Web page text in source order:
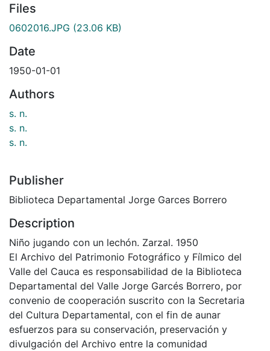
Files
0602016.JPG (23.06 KB)
Date
1950-01-01
Authors
s. n.
s. n.
s. n.
Publisher
Biblioteca Departamental Jorge Garces Borrero
Description
Niño jugando con un lechón. Zarzal. 1950
El Archivo del Patrimonio Fotográfico y Fílmico del
Valle del Cauca es responsabilidad de la Biblioteca
Departamental del Valle Jorge Garcés Borrero, por
convenio de cooperación suscrito con la Secretaria
del Cultura Departamental, con el fin de aunar
esfuerzos para su conservación, preservación y
divulgación del Archivo entre la comunidad